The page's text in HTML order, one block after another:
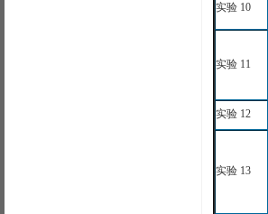
实验10
实验11
实验12
实验13